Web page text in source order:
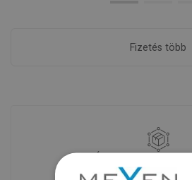
Fizetés több
Termékeink egy modern